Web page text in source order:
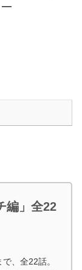
―
編」全22
、全22話。